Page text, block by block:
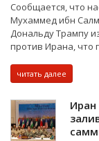
Сообщается, что
Мухаммед ибн
Дональду Трампу
против Ирана, что
читать далее
Иран